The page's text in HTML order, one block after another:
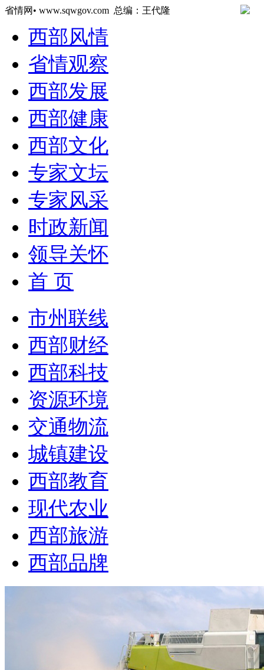
省情网• www.sqwgov.com 总编：王代隆
西部风情
省情观察
西部发展
西部健康
西部文化
专家文坛
专家风采
时政新闻
领导关怀
首 页
市州联线
西部财经
西部科技
资源环境
交通物流
城镇建设
西部教育
现代农业
西部旅游
西部品牌